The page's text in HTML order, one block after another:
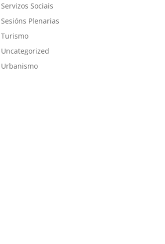
Servizos Sociais
Sesións Plenarias
Turismo
Uncategorized
Urbanismo